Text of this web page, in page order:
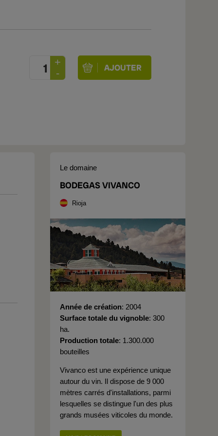
Le domaine
BODEGAS VIVANCO
Rioja
Année de création 2004
Surface totale du vignoble 300
ha.
Production totale 1.300.000
bouteilles
Vivanco est une expérience unique
autour du vin. Il dispose de 9 000
mètres carrés d'installations, parmi
lesquelles se distingue l'un des plus
grands musées viticoles du monde.